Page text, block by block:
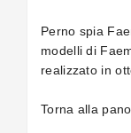
Perno spia
modelli di
realizzato in
Torna alla